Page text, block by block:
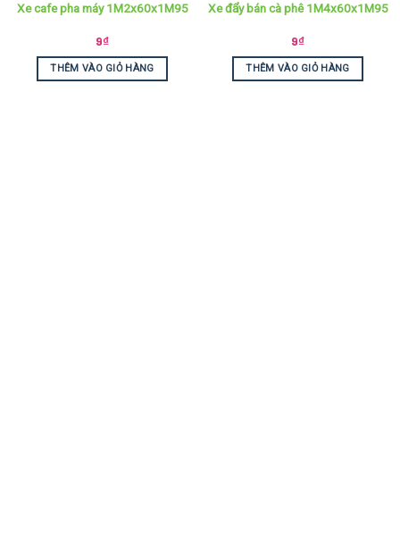
Xe cafe pha máy 1M2x60x1M95
9₫
THÊM VÀO GIỎ HÀNG
Xe đẩy bán cà phê 1M4x60x1M95
9₫
THÊM VÀO GIỎ HÀNG